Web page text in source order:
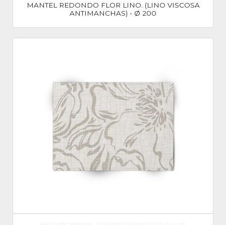
MANTEL REDONDO FLOR LINO. (LINO VISCOSA
ANTIMANCHAS) - Ø 200